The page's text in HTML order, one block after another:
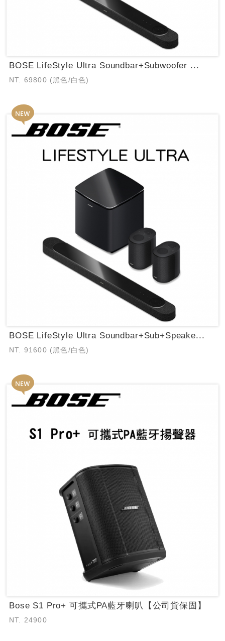
BOSE LifeStyle Ultra Soundbar+Subwoofer ...
NT. 69800 (黑色/白色)
BOSE LifeStyle Ultra Soundbar+Sub+Speake...
NT. 91600 (黑色/白色)
Bose S1 Pro+ 可攜式PA藍牙喇叭【公司貨保固】
NT. 24900